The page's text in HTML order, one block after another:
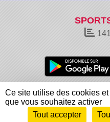
Charte cookies
Informations légales
Envie de participer ?
Ce site utilise des cookies
que vous souhaitez activer
Tout accepter